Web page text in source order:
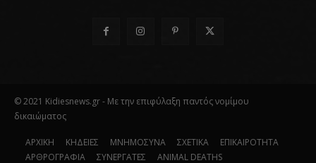
© 2021 Kidiesnews.gr - Με την επιφύλαξη παντός νομίμου
δικαιώματος
ΑΡΧΙΚΗ ΚΗΔΕΙΕΣ ΜΝΗΜΟΣΥΝΑ ΣΧΕΤΙΚΑ
ΕΠΙΚΑΙΡΟΤΗΤΑ
ΑΡΘΡΟΓΡΑΦΙΑ
ΣΥΝΕΡΓΑΤΕΣ ANIMAL DEATHS